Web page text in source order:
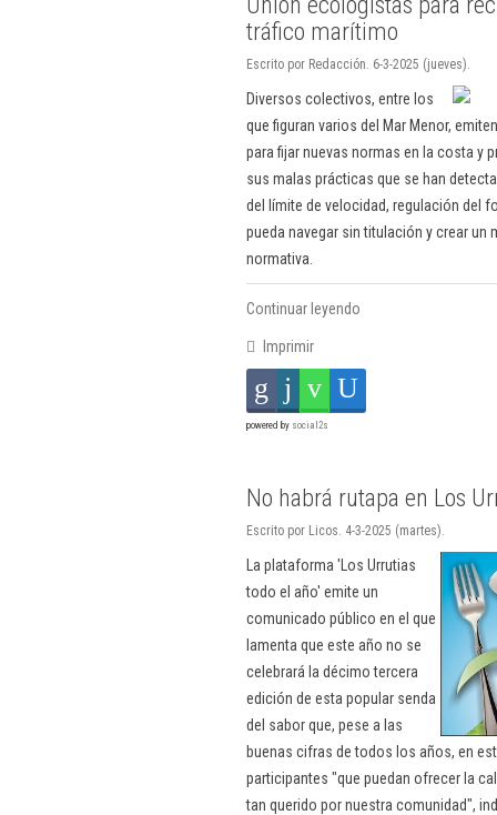
tráfico marítimo
Escrito por Redacción. 6-3-2025 (jueves).
Diversos colectivos, entre los
que figuran varios del Mar Menor,
para fijar nuevas normas en la costa y
sus malas prácticas que se han
del límite de velocidad, regulación del
pueda navegar sin titulación y crear
normativa.
Continuar leyendo
Imprimir
powered by social2s
No habrá rutapa en Los
Escrito por Licos. 4-3-2025 (martes).
La plataforma 'Los Urrutias
todo el año' emite un
comunicado público en el que
lamenta que este año no se
celebrará la décimo tercera
edición de esta popular senda
del sabor que, pese a las
buenas cifras de todos los años, en
participantes "que puedan ofrecer la
tan querido por nuestra comunidad",